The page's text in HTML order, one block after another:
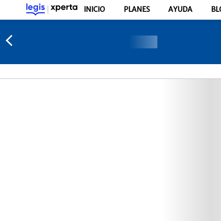
INICIO PLANES AYUDA